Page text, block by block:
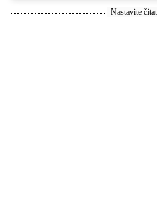
Nastavite